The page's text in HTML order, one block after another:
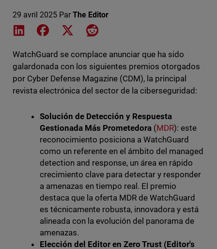
29 avril 2025 Par The Editor
Share on LinkedIn
Share on Facebook
Share on XShare on Reddit
WatchGuard se complace anunciar que ha sido
galardonada con los siguientes premios otorgados
por Cyber Defense Magazine (CDM), la principal
revista electrónica del sector de la ciberseguridad:
Solución de Detección y Respuesta
Gestionada Más Prometedora (MDR): este
reconocimiento posiciona a WatchGuard
como un referente en el ámbito del managed
detection and response, un área en rápido
crecimiento clave para detectar y responder
a amenazas en tiempo real. El premio
destaca que la oferta MDR de WatchGuard
es técnicamente robusta, innovadora y está
alineada con la evolución del panorama de
amenazas.
Elección del Editor en Zero Trust (Editor's